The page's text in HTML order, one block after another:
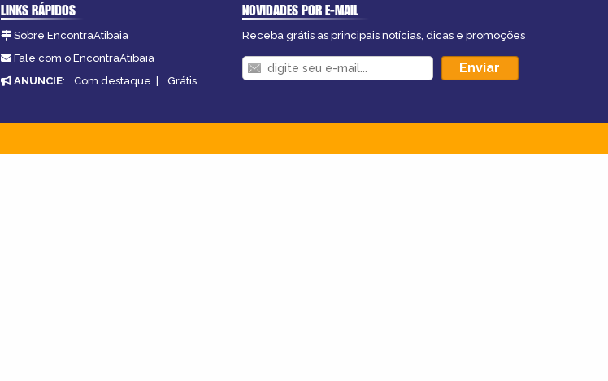
LINKS RÁPIDOS
Sobre EncontraAtibaia
Fale com o EncontraAtibaia
ANUNCIE: Com destaque | Grátis
NOVIDADES POR E-MAIL
Receba grátis as principais notícias, dicas e promoções